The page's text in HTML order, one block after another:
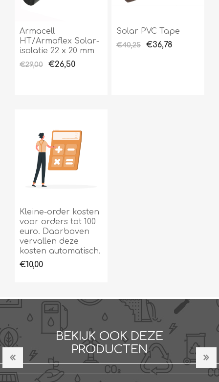
Armacell
HT/Armaflex Solar-
isolatie 22 x 20 mm
€29,00 €26,50
Solar PVC Tape
€40,25 €36,78
Kleine-order kosten
voor orders tot 100
euro. Daarboven
vervallen deze
kosten automatisch.
€10,00
BEKIJK OOK DEZE
PRODUCTEN